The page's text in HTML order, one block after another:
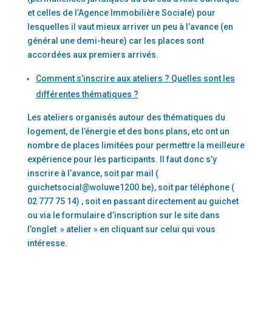
et celles de l’Agence Immobilière Sociale) pour
lesquelles il vaut mieux arriver un peu à l’avance (en
général une demi-heure) car les places sont
accordées aux premiers arrivés.
Comment s’inscrire aux ateliers ? Quelles sont les
différentes thématiques ?
Les ateliers organisés autour des thématiques du
logement, de l’énergie et des bons plans, etc ont un
nombre de places limitées pour permettre la meilleure
expérience pour les participants. Il faut donc s’y
inscrire à l’avance, soit par mail (
guichetsocial@woluwe1200.be), soit par téléphone (
02 777 75 14) , soit en passant directement au guichet
ou via le formulaire d’inscription sur le site dans
l’onglet » atelier » en cliquant sur celui qui vous
intéresse.